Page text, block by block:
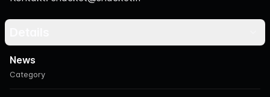
Category
News